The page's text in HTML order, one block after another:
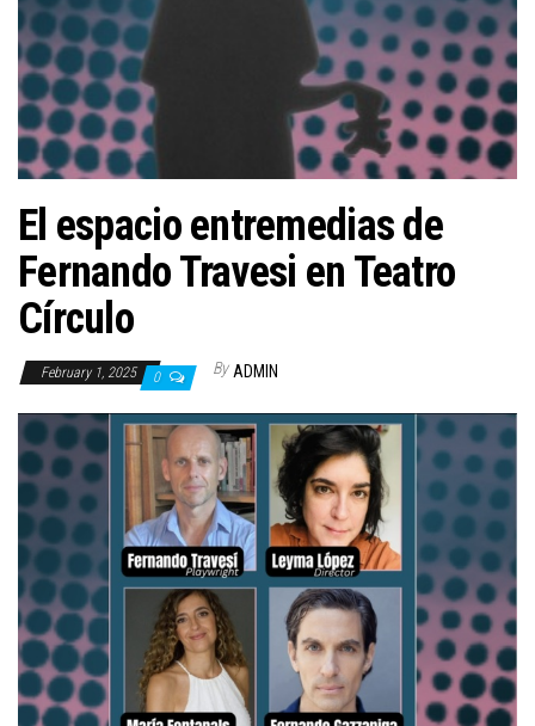
El espacio entremedias de
Fernando Travesi en Teatro
Círculo
February 1, 2025 0 By ADMIN